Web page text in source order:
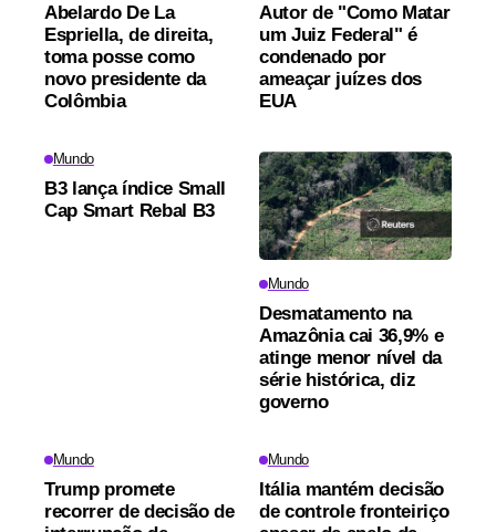
Abelardo De La
Espriella, de direita,
toma posse como
novo presidente da
Colômbia
Autor de "Como Matar
um Juiz Federal" é
condenado por
ameaçar juízes dos
EUA
Mundo
B3 lança índice Small
Cap Smart Rebal B3
Mundo
Desmatamento na
Amazônia cai 36,9% e
atinge menor nível da
série histórica, diz
governo
Mundo
Trump promete
recorrer de decisão de
Mundo
Itália mantém decisão
de controle fronteiriço